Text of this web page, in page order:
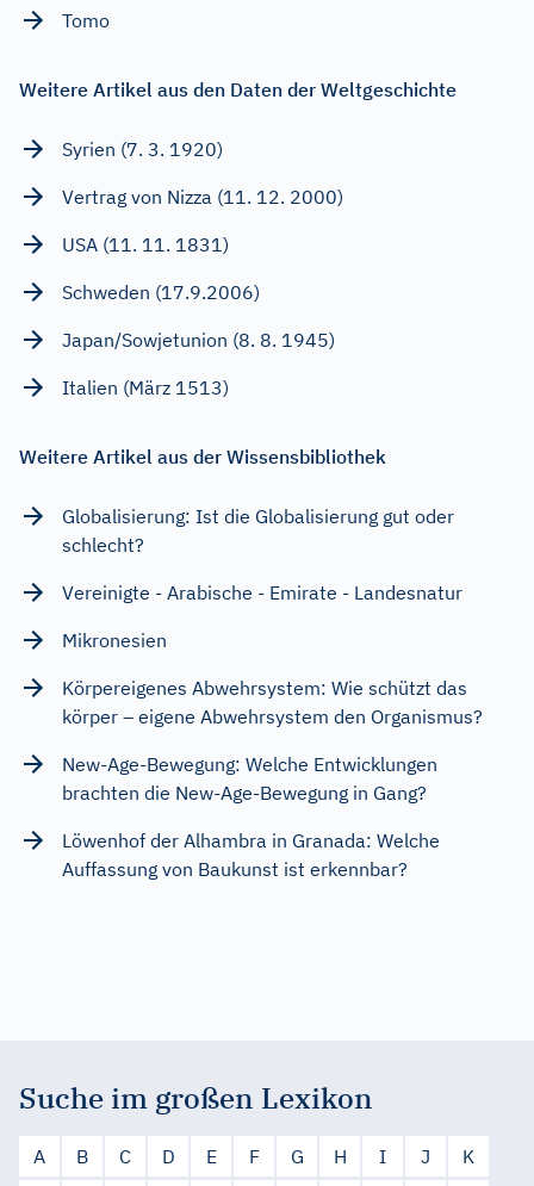
Tomo
Weitere Artikel aus den Daten der Weltgeschichte
Syrien (7. 3. 1920)
Vertrag von Nizza (11. 12. 2000)
USA (11. 11. 1831)
Schweden (17.9.2006)
Japan/Sowjetunion (8. 8. 1945)
Italien (März 1513)
Weitere Artikel aus der Wissensbibliothek
Globalisierung: Ist die Globalisierung gut oder
schlecht?
Vereinigte - Arabische - Emirate - Landesnatur
Mikronesien
Körpereigenes Abwehrsystem: Wie schützt das
körper – eigene Abwehrsystem den Organismus?
New-Age-Bewegung: Welche Entwicklungen
brachten die New-Age-Bewegung in Gang?
Löwenhof der Alhambra in Granada: Welche
Auffassung von Baukunst ist erkennbar?
Suche im großen Lexikon
A B C D E F G H I J
K